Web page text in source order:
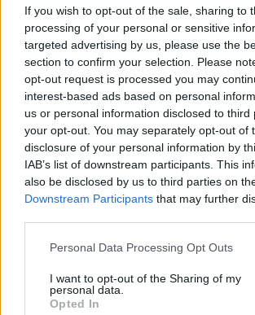
If you wish to opt-out of the sale, sharing to
processing of your personal or sensitive
targeted advertising by us, please use the
section to confirm your selection. Please
opt-out request is processed you may
interest-based ads based on personal
us or personal information disclosed to third
your opt-out. You may separately opt-out of
disclosure of your personal information by
IAB’s list of downstream participants. This
also be disclosed by us to third parties on
Downstream Participants that may further
Personal Data Processing Opt Outs
I want to opt-out of the Sharing of my
personal data.
Opted In
Λαμπερή… χρονιά
01
SHOPPING